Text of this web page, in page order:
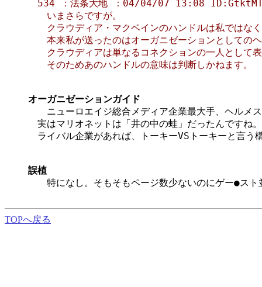
534 ：法条大地 ：04/04/07 13:08
いまさらですが。
クラウディア・マクベインのハンドルは私ではなく
本来私が送ったのはオーガニゼーションとしての
クラウディアは単なるコネクションの一人として
そのためあのハンドルの意味は判断しかねます。
オーガニゼーションガイド
ニューロエイジ総合メディア企業最大手、ヘルメ
実はマリオネットは「井の中の蛙」だったんですね
ライバル企業があれば、トーキーVSトーキーと言う
誤植
特になし。そもそもページ数少ないのにゲー●スト
TOPへ戻る